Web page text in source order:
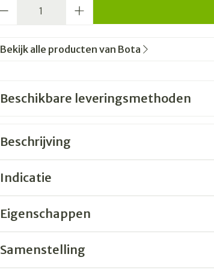
Bekijk alle producten van Bota
Beschikbare leveringsmethoden
Beschrijving
Indicatie
Eigenschappen
Samenstelling